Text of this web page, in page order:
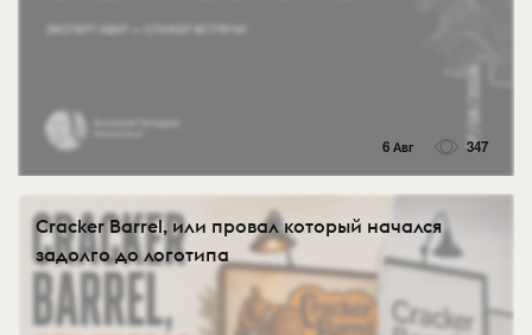
6 Авг 347
Cracker Barrel, или провал который начался
задолго до логотипа